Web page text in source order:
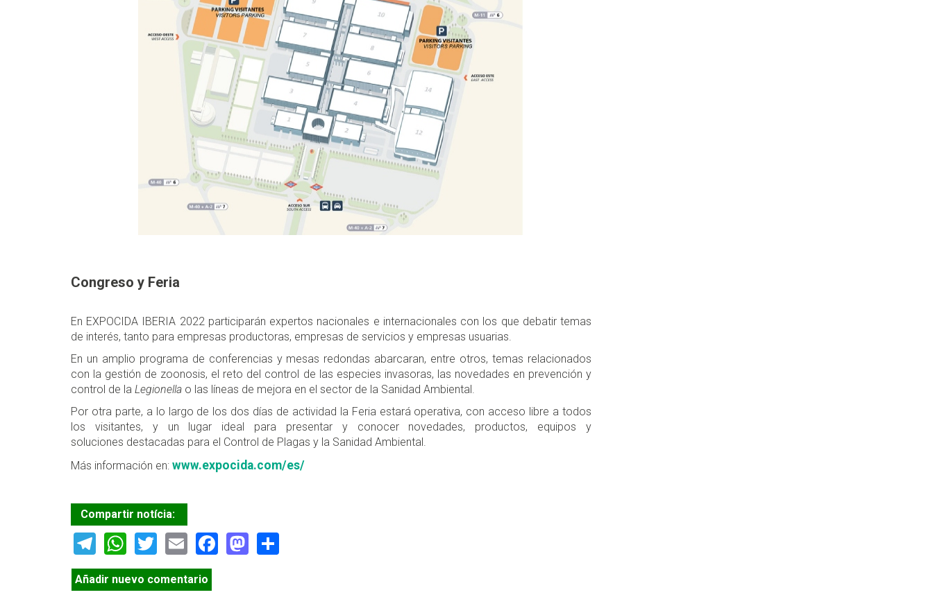
Congreso y Feria
En EXPOCIDA IBERIA 2022 participarán expertos nacionales e internacionales con los que debatir temas
de interés, tanto para empresas productoras, empresas de servicios y empresas usuarias.
En un amplio programa de conferencias y mesas redondas abarcaran, entre otros, temas relacionados
con la gestión de zoonosis, el reto del control de las especies invasoras, las novedades en prevención y
control de la Legionella o las líneas de mejora en el sector de la Sanidad Ambiental.
Por otra parte, a lo largo de los dos días de actividad la Feria estará operativa, con acceso libre a todos
los visitantes, y un lugar ideal para presentar y conocer novedades, productos, equipos y
soluciones destacadas para el Control de Plagas y la Sanidad Ambiental.
Más información en: www.expocida.com/es/
Compartir notícia:
Telegram
WhatsApp
TwitterEmailFacebook
Mastodon
Añadir nuevo comentario